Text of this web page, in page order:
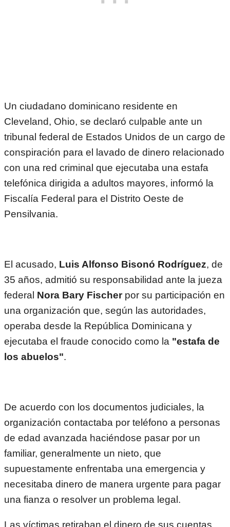
Un ciudadano dominicano residente en
Cleveland, Ohio, se declaró culpable ante un
tribunal federal de Estados Unidos de un cargo de
conspiración para el lavado de dinero relacionado
con una red criminal que ejecutaba una estafa
telefónica dirigida a adultos mayores, informó la
Fiscalía Federal para el Distrito Oeste de
Pensilvania.
El acusado, Luis Alfonso Bisonó Rodríguez, de
35 años, admitió su responsabilidad ante la jueza
federal Nora Bary Fischerpor su participación en
una organización que, según las autoridades,
operaba desde la República Dominicana y
ejecutaba el fraude conocido como la "estafa de
los abuelos".
De acuerdo con los documentos judiciales, la
organización contactaba por teléfono a personas
de edad avanzada haciéndose pasar por un
familiar, generalmente un nieto, que
supuestamente enfrentaba una emergencia y
necesitaba dinero de manera urgente para pagar
una fianza o resolver un problema legal.
Las víctimas retiraban el dinero de sus cuentas